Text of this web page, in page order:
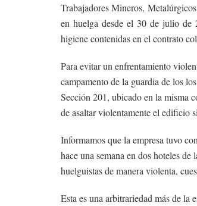
Trabajadores Mineros,
en huelga desde el 30 de julio de
higiene contenidas en el contrato
Para evitar un enfrentamiento
campamento de la guardia de los
Sección 201, ubicado en la misma
de asaltar violentamente el edificio
Informamos que la empresa tuvo
hace una semana en dos hoteles
huelguistas de manera violenta,
Esta es una arbitrariedad más